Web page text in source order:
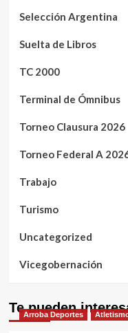
Selección Argentina
Suelta de Libros
TC 2000
Terminal de Ómnibus
Torneo Clausura 2026
Torneo Federal A
Trabajo
Turismo
Uncategorized
Vicegobernación
Te pueden
Arroba Deportes